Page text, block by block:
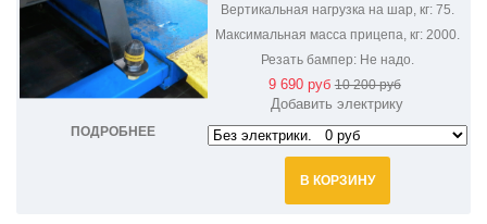
ПОДРОБНЕЕ
Вертикальная нагрузка на шар, кг:75.
Максимальная масса прицепа, кг:2000.
Резать бампер:Не надо.
9 690 руб10 200 руб
Добавить электрику
В КОРЗИНУ